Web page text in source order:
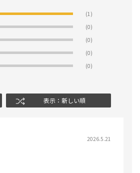
(1)
(0)
(0)
(0)
(0)
表示：新しい順
2026.5.21